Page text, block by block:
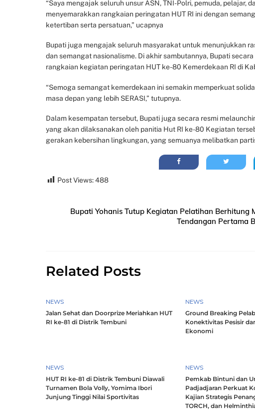
“Saya mengajak seluruh unsur ASN, TNI-Polri, pemuda, pelajar,
menyemarakkan rangkaian peringatan HUT RI ini dengan
ketertiban serta persatuan,” ucapnya
Bupati juga mengajak seluruh masyarakat untuk menunjukkan
dan semangat nasionalisme. Di akhir sambutannya, Bupati
rangkaian kegiatan peringatan HUT ke-80 Kemerdekaan RI di
“Semoga semangat kemerdekaan ini semakin memperkuat
masa depan yang lebih SERASI,” tutupnya.
Dalam kesempatan tersebut, Bupati juga secara resmi
yang akan dilaksanakan oleh panitia Hut RI ke-80 Kegiatan
gerakan kebersihan lingkungan, yang semuanya melibatkan
Post Views:488
Bupati Yohanis Tutup Kegiatan Pelatihan Berhitung
Tendangan Pertama
Related Posts
NEWS
Jalan Sehat dan Doorprize Meriahkan HUT
RI ke-81 di Distrik Tembuni
NEWS
Ground Breaking
Konektivitas Pesisir
Ekonomi
NEWS
HUT RI ke-81 di Distrik Tembuni Diawali
Turnamen Bola Volly, Yomima Ibori
Junjung Tinggi Nilai Sportivitas
NEWS
Pemkab Bintuni dan
Padjadjaran Perkuat
Kajian Strategis
TORCH, dan